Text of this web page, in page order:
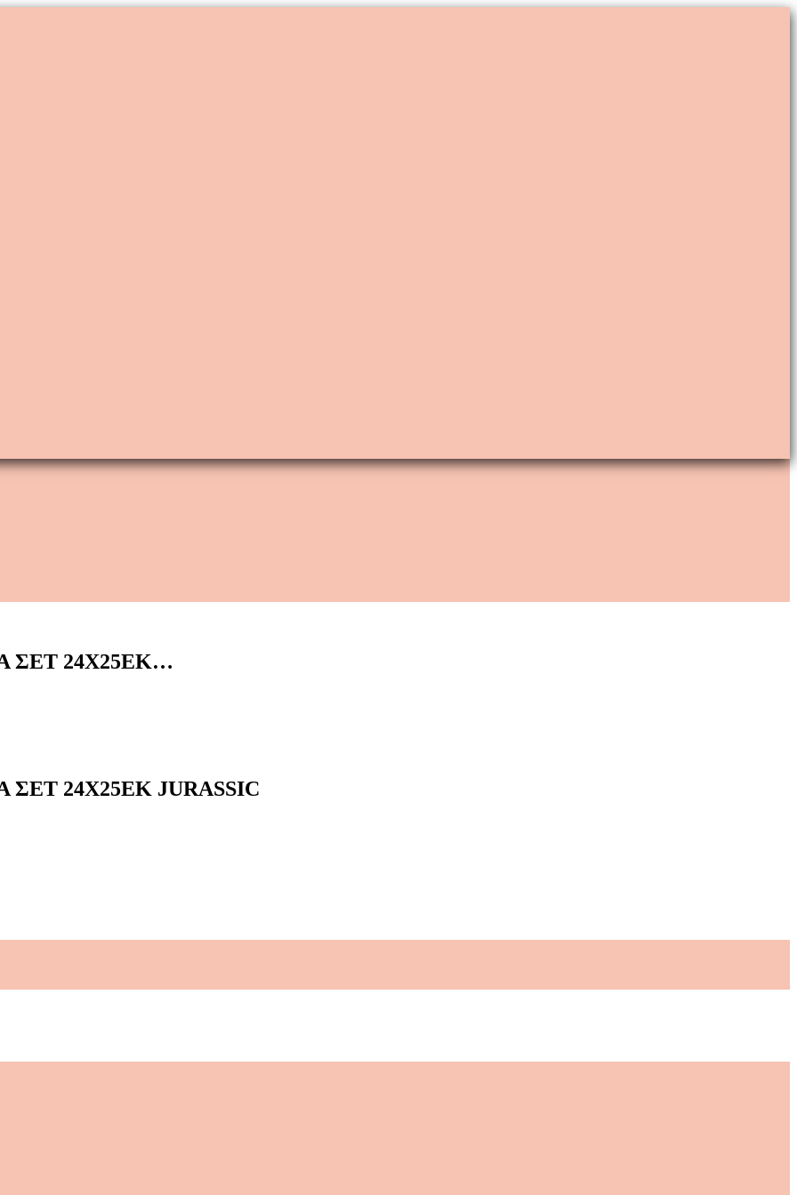
24Χ25ΕΚ…
24Χ25ΕΚ JURASSIC